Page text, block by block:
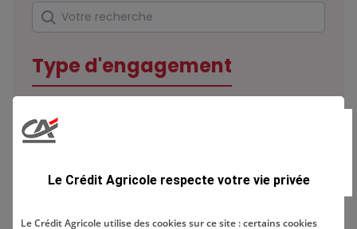
Rechercher
Votre recherche
Type d'engagement
Le Crédit Agricole respecte votre vie privée
Le Crédit Agricole utilise des cookies sur ce site : certains cookies